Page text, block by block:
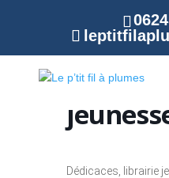
Fête
de
Dédicaces, librairie